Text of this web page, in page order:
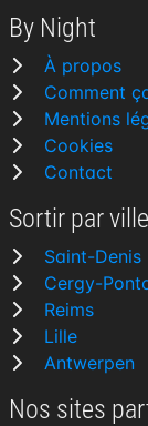
By Night
À propos
Comment
Mentions
Cookies
Contact
Sortir par ville
Saint-Denis
Cergy-
Reims
Lille
Antwerpen
Nos sites